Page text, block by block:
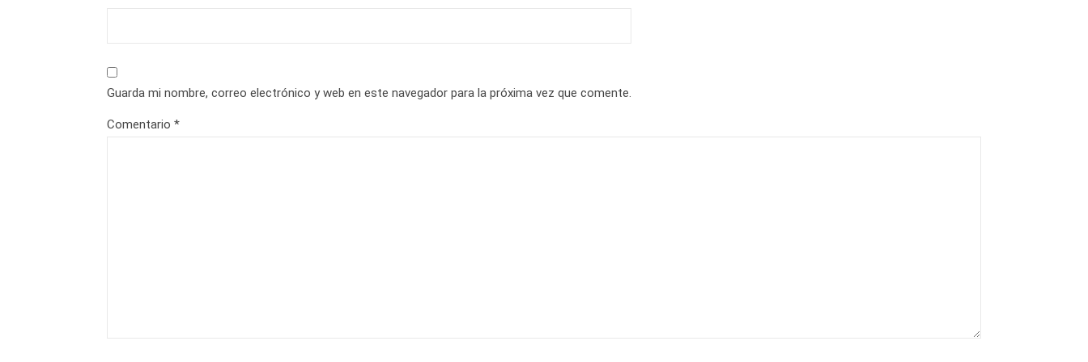
Guarda mi nombre, correo electrónico y web en este navegador para la próxima vez que comente.
Comentario *